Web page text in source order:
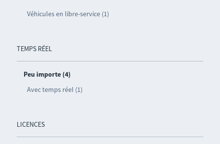
Véhicules en libre-service (1)
TEMPS RÉEL
Peu importe (4)
Avec temps réel (1)
LICENCES